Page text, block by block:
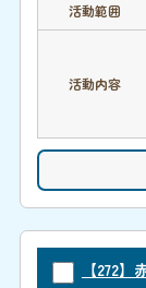
活動範囲
活動内容
【272